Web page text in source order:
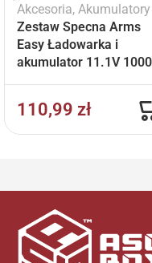
Akcesoria, Akumulatory
Zestaw Specna Arms
Easy Ładowarka i
akumulator 11.1V 1000
110,99 zł